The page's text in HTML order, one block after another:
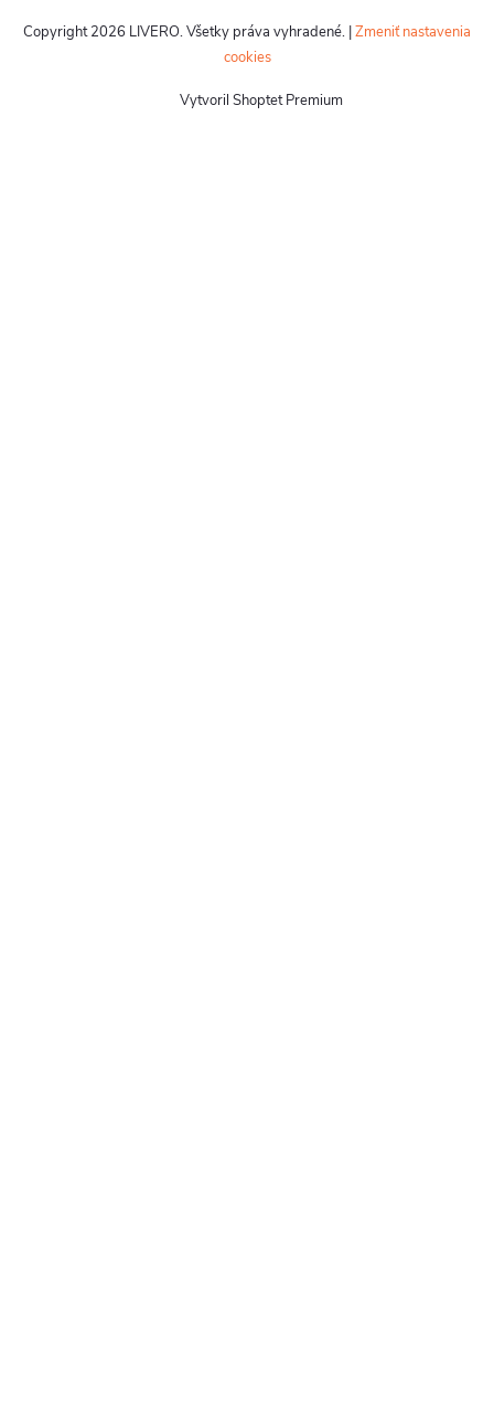
Vytvoril Shoptet Premium
Copyright 2026 LIVERO. Všetky práva vyhradené. |Zmeniť nastavenia
cookies